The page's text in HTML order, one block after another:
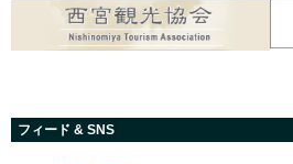
フィード & SNS